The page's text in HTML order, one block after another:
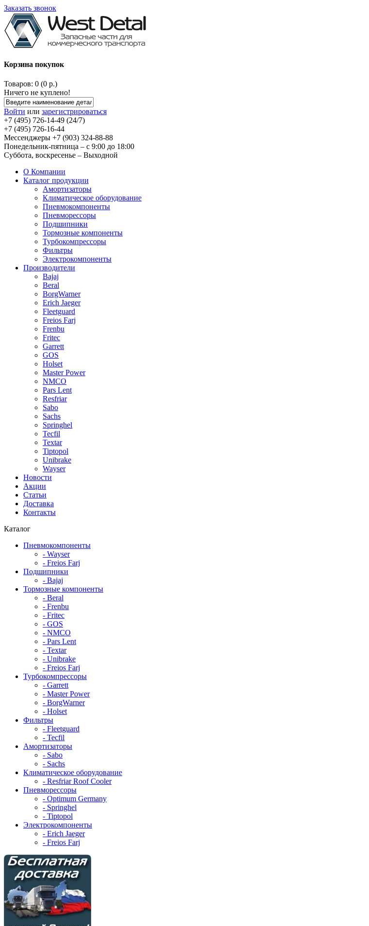
Заказать звонок
Корзина покупок
Товаров: 0 (0 р.)
Ничего не куплено!
Войти или зарегистрироваться
+7 (495) 726-14-49 (24/7)
+7 (495) 726-16-44
Мессенджеры +7 (903) 324-88-88
Понедельник-пятница – с 9:00 до 18:00
Суббота, воскресенье – Выходной
О Компании
Каталог продукции
Амортизаторы
Климатическое оборудование
Пневмокомпоненты
Пневморессоры
Подшипники
Тормозные компоненты
Турбокомпрессоры
Фильтры
Электрокомпоненты
Производители
Bajaj
Beral
BorgWarner
Erich Jaeger
Fleetguard
Freios Farj
Frenbu
Fritec
Garrett
GOS
Holset
Master Power
NMCO
Pars Lent
Resfriar
Sabo
Sachs
Springhel
Tecfil
Textar
Tiptopol
Unibrake
Wayser
Новости
Акции
Статьи
Доставка
Контакты
Каталог
Пневмокомпоненты
- Wayser
- Freios Farj
Подшипники
- Bajaj
Тормозные компоненты
- Beral
- Frenbu
- Fritec
- GOS
- NMCO
- Pars Lent
- Textar
- Unibrake
- Freios Farj
Турбокомпрессоры
- Garrett
- Master Power
- BorgWarner
- Holset
Фильтры
- Fleetguard
- Tecfil
Амортизаторы
- Sabo
- Sachs
Климатическое оборудование
- Resfriar Roof Cooler
Пневморессоры
- Optimum Germany
- Springhel
- Tiptopol
Электрокомпоненты
- Erich Jaeger
- Freios Farj